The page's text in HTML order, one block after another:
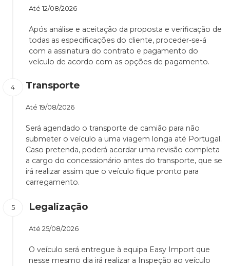
Até 12/08/2026
Após análise e aceitação da proposta e verificação de
todas as especificações do cliente, proceder-se-á
com a assinatura do contrato e pagamento do
veículo de acordo com as opções de pagamento.
Transporte
Até 19/08/2026
Será agendado o transporte de camião para não
submeter o veículo a uma viagem longa até Portugal.
Caso pretenda, poderá acordar uma revisão completa
a cargo do concessionário antes do transporte, que se
irá realizar assim que o veículo fique pronto para
carregamento.
Legalização
Até 25/08/2026
O veículo será entregue à equipa Easy Import que
nesse mesmo dia irá realizar a Inspeção ao veículo